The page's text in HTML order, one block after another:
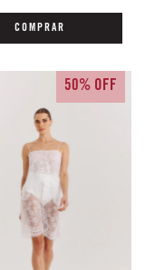
COMPRAR
50% OFF